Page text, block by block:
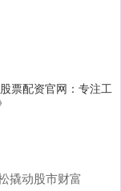
票配资官网：专注工
撬动股市财富